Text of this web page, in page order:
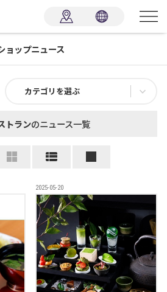
ョップニュース
カテゴリを選ぶ
トランのニュース一覧
2025-05-20